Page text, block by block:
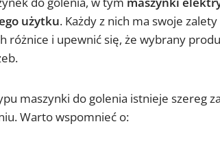
użytku. Każdy z nich ma swoje
różnice i upewnić się, że wybrany
maszynki do golenia istnieje szereg
Warto wspomnieć o: